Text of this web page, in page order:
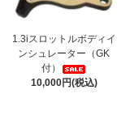
1.3iスロットルボディイ
ンシュレーター（GK
付）
10,000円(税込)